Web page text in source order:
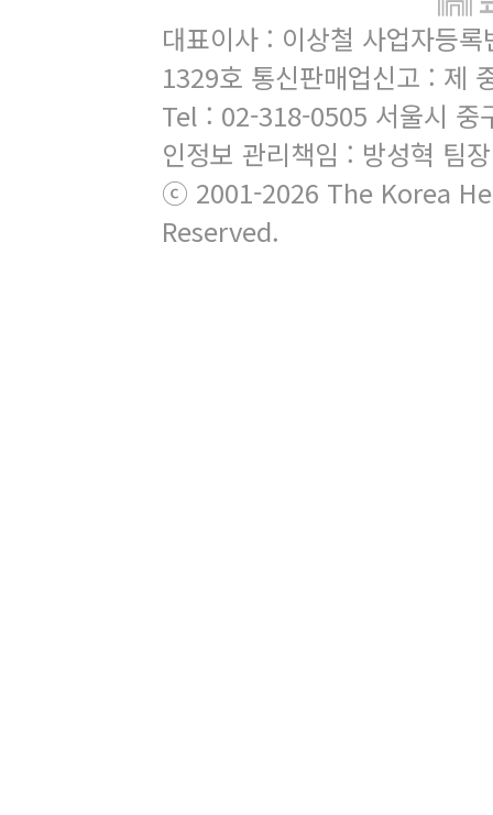
대표이사 : 이상철 사업자등
1329호 통신판매업신고 : 제
Tel : 02-318-0505 서울시 중
인정보 관리책임 : 방성혁 팀장
ⓒ 2001-2026 The Korea
Reserved.